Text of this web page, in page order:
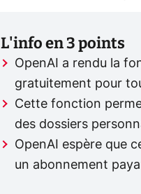
L'info en 3 points
OpenAI a rendu la
gratuitement pour
Cette fonction
des dossiers
OpenAI espère que
un abonnement